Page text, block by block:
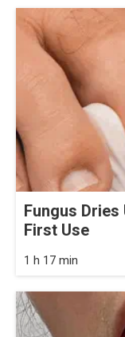
Fungus
First Use
1 h 17 min